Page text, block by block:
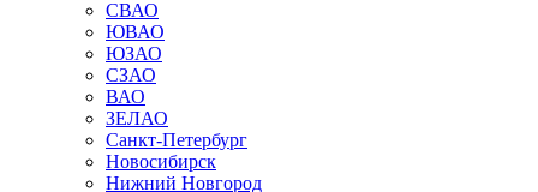
СВАО
ЮВАО
ЮЗАО
СЗАО
ВАО
ЗЕЛАО
Санкт-Петербург
Новосибирск
Нижний Новгород